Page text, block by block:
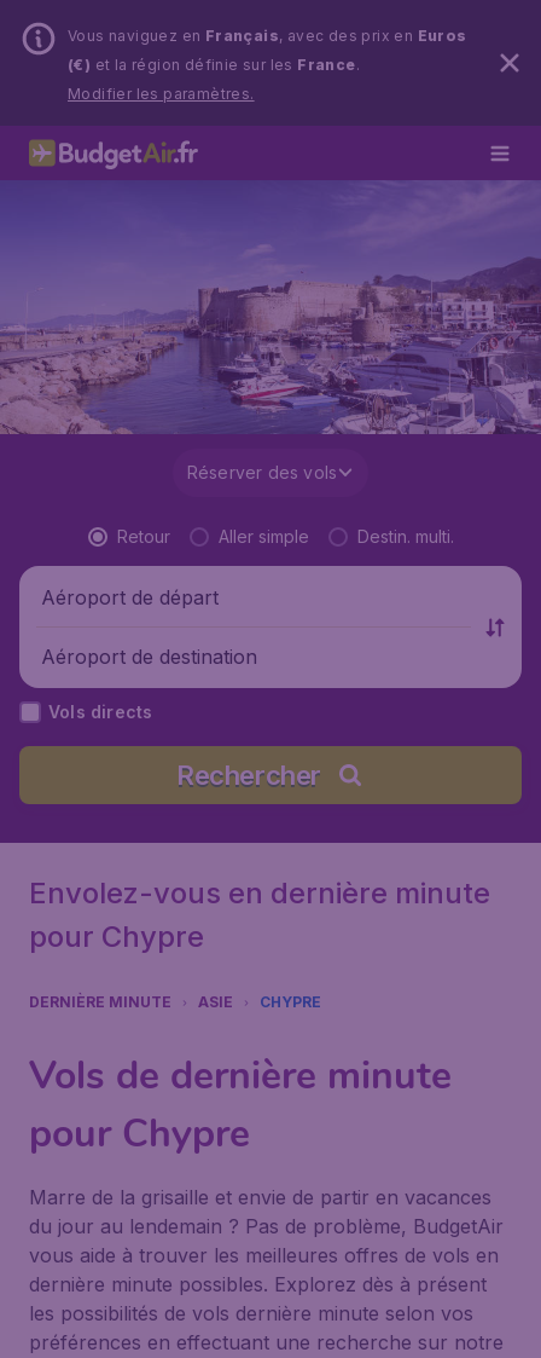
Vous naviguez en Français, avec des prix en Euros
(€) et la région définie sur les France.
Modifier les paramètres.
Réserver des vols
Retour Aller simple Destin. multi.
Aéroport de départ
Aéroport de destination
Vols directs
Rechercher
Envolez-vous en dernière minute
pour Chypre
DERNIÈRE MINUTE ASIE CHYPRE
Vols de dernière minute
pour Chypre
Marre de la grisaille et envie de partir en vacances
du jour au lendemain ? Pas de problème, BudgetAir
vous aide à trouver les meilleures offres de vols en
dernière minute possibles. Explorez dès à présent
les possibilités de vols dernière minute selon vos
préférences en effectuant une recherche sur notre